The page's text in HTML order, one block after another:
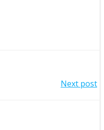
Next post